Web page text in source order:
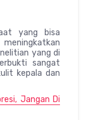
yang bisa
yang di
sangat
kepala dan
Jangan Di